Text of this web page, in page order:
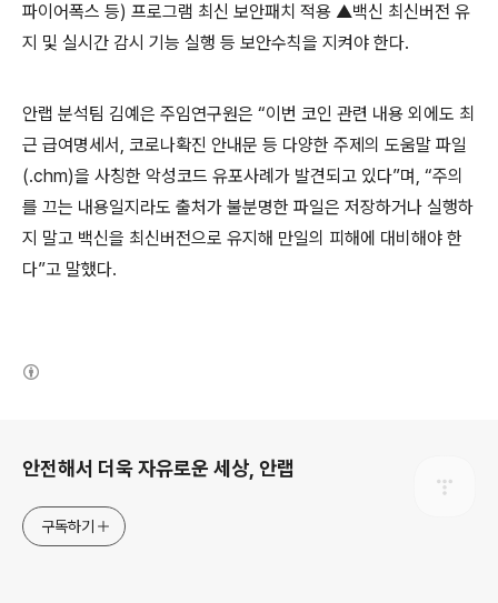
파이어폭스 등) 프로그램 최신 보안패치 적용 ▲백신 최신버전 유
지 및 실시간 감시 기능 실행 등 보안수칙을 지켜야 한다.
안랩 분석팀 김예은 주임연구원은 “이번 코인 관련 내용 외에도 최
근 급여명세서, 코로나확진 안내문 등 다양한 주제의 도움말 파일
(.chm)을 사칭한 악성코드 유포사례가 발견되고 있다”며, “주의
를 끄는 내용일지라도 출처가 불분명한 파일은 저장하거나 실행하
지 말고 백신을 최신버전으로 유지해 만일의 피해에 대비해야 한
다”고 말했다.
안전해서 더욱 자유로운 세상, 안랩
구독하기